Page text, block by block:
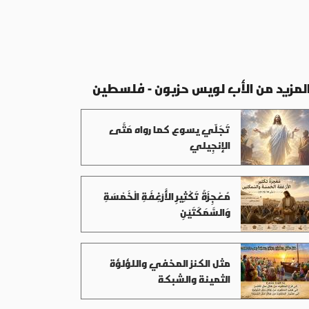
من الأب لويس حزبون - فلسطين
تَجَلّي يسوع كما رواه مَتَّى
الإنجِيلي
مُعْجِزَةُ تَكْثِيرِ الأَرْغِفَةِ الْخَمْسَةِ
وَالسَّمَكَتَيْنِ
مثل الكنز المخفي واللؤلؤة
الثمينة والشبكة